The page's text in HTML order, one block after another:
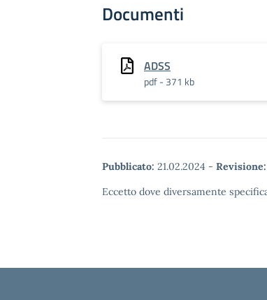
Documenti
ADSS
pdf - 371 kb
Pubblicato: 21.02.2024 - Revisione:
Eccetto dove diversamente